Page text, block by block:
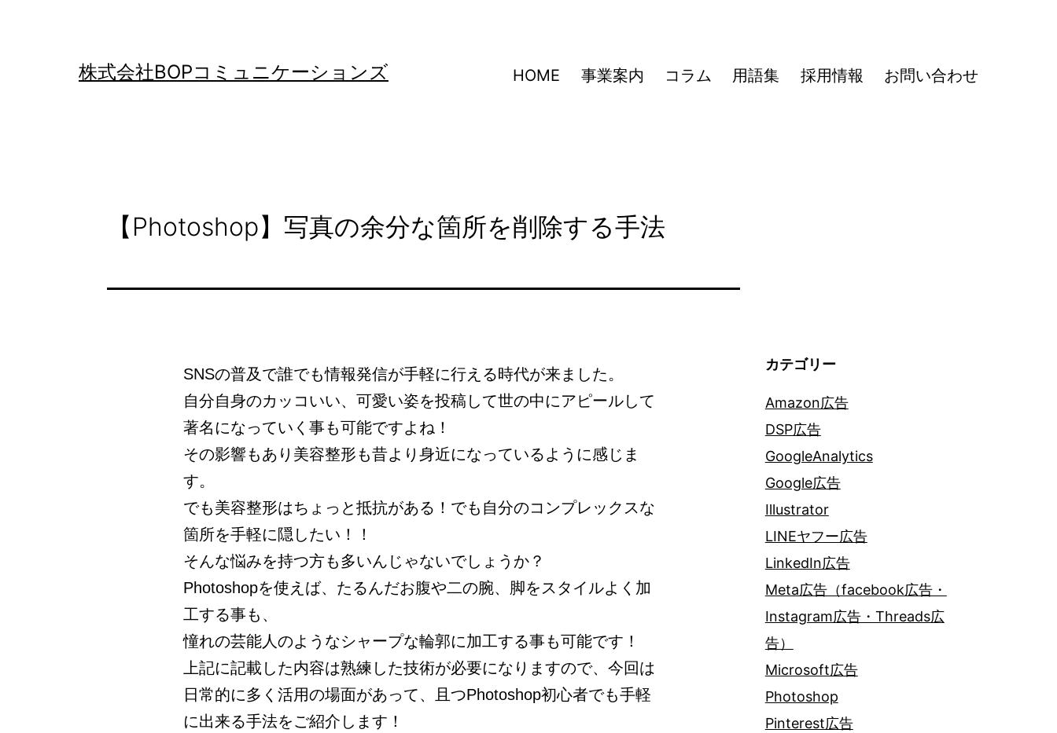
株式会社BOPコミュニケーションズ HOME 事業案内 コラム 用語集 採用情報 お問い合わせ
【Photoshop】写真の余分な箇所を削除する手法
SNSの普及で誰でも情報発信が手軽に行える時代が来ました。
自分自身のカッコいい、可愛い姿を投稿して世の中にアピールして
著名になっていく事も可能ですよね！
その影響もあり美容整形も昔より身近になっているように感じま
す。
でも美容整形はちょっと抵抗がある！でも自分のコンプレックスな
箇所を手軽に隠したい！！
そんな悩みを持つ方も多いんじゃないでしょうか？
Photoshopを使えば、たるんだお腹や二の腕、脚をスタイルよく加
工する事も、
憧れの芸能人のようなシャープな輪郭に加工する事も可能です！
上記に記載した内容は熟練した技術が必要になりますので、今回は
日常的に多く活用の場面があって、且つPhotoshop初心者でも手軽
に出来る手法をご紹介します！
カテゴリー
Amazon広告
DSP広告
GoogleAnalytics
Google広告
Illustrator
LINEヤフー広告
LinkedIn広告
Meta広告（facebook広告・
Instagram広告・Threads広
告）
Microsoft広告
Photoshop
Pinterest広告